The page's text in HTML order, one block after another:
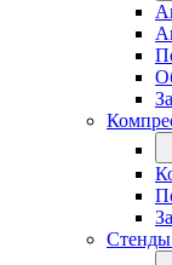
Стенды